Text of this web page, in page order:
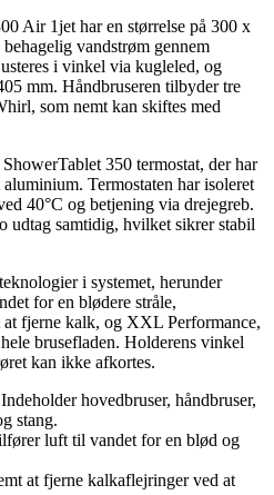
Air 1jet har en størrelse på 300 x
vandstrøm gennem
i vinkel via kugleled, og
mm. Håndbruseren tilbyder tre
som nemt kan skiftes med
350 termostat, der har
Termostaten har isoleret
40°C og betjening via drejegreb.
udtag samtidig, hvilket sikrer stabil
i systemet, herunder
for en blødere stråle,
fjerne kalk, og XXL Performance,
brusefladen. Holderens vinkel
kan ikke afkortes.
Indeholder hovedbruser, håndbruser,
stang.
luft til vandet for en blød og
at fjerne kalkaflejringer ved at